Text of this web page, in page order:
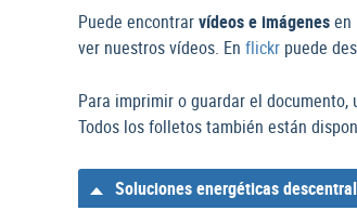
Puede encontrarvídeos e imágenesen
ver nuestros vídeos. En flickr puede
Para imprimir o guardar el
Todos los folletos también están
Soluciones energéticas